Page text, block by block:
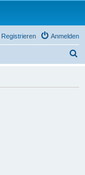
Anmelden
Registrieren